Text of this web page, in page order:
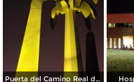
Puerta del Camino Real de Colima